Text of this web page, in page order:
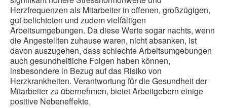
Herzfrequenzen als Mitarbeiter in offenen, großzügigen,
gut belichteten und zudem vielfältigen
Arbeitsumgebungen. Da diese Werte sogar nachts, wenn
die Angestellten zuhause waren, nicht absanken, ist
davon auszugehen, dass schlechte Arbeitsumgebungen
auch gesundheitliche Folgen haben können,
insbesondere in Bezug auf das Risiko von
Herzkrankheiten. Verantwortung für die Gesundheit der
Mitarbeiter zu übernehmen, bietet Arbeitgebern einige
positive Nebeneffekte.